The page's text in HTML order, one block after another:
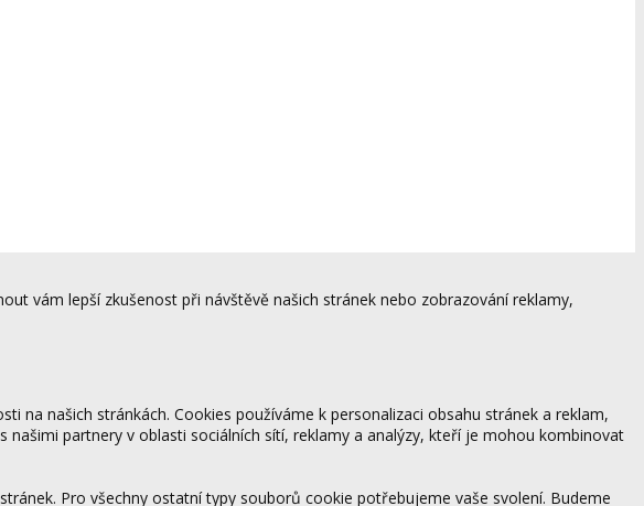
vám lepší zkušenost při návštěvě našich stránek nebo zobrazování reklamy,
na našich stránkách. Cookies používáme k personalizaci obsahu stránek a reklam,
partnery v oblasti sociálních sítí, reklamy a analýzy, kteří je mohou kombinovat
Pro všechny ostatní typy souborů cookie potřebujeme vaše svolení. Budeme